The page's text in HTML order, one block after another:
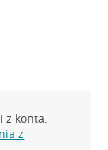
z konta.
z